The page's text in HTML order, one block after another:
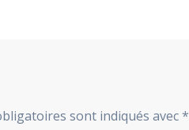
sont indiqués avec*